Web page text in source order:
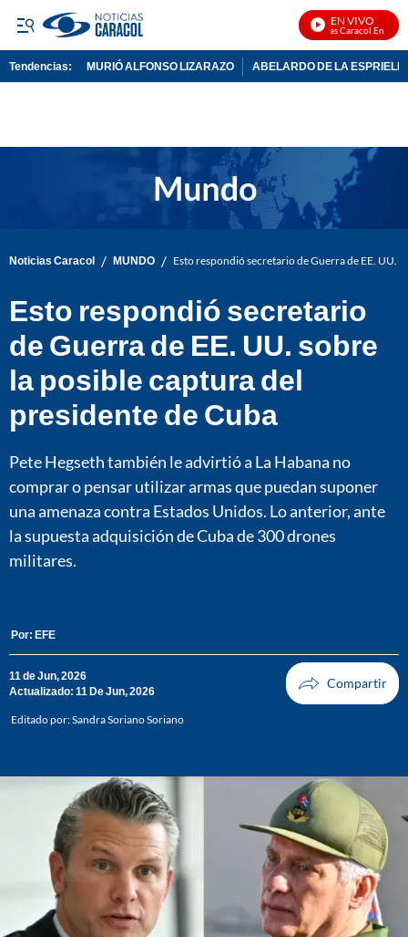
EN VIVO
Noticias Caracol En Vivo
Tendencias: MURIÓ ALFONSO LIZARAZO ABELARDO DE LA
Noticias Caracol / MUNDO / Esto respondió secretario de Guerra de EE. UU.
Esto respondió secretario
de Guerra de EE. UU. sobre
la posible captura del
presidente de Cuba
Pete Hegseth también le advirtió a La Habana no
comprar o pensar utilizar armas que puedan suponer
una amenaza contra Estados Unidos. Lo anterior, ante
la supuesta adquisición de Cuba de 300 drones
militares.
Por: EFE
11 de Jun, 2026
Actualizado: 11 De Jun, 2026
Editado por:Sandra Soriano Soriano